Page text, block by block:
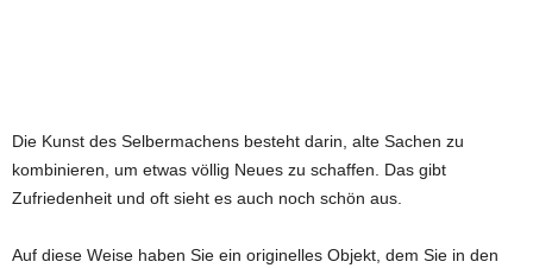
Die Kunst des Selbermachens besteht darin, alte Sachen zu
kombinieren, um etwas völlig Neues zu schaffen. Das gibt
Zufriedenheit und oft sieht es auch noch schön aus.
Auf diese Weise haben Sie ein originelles Objekt, dem Sie in den